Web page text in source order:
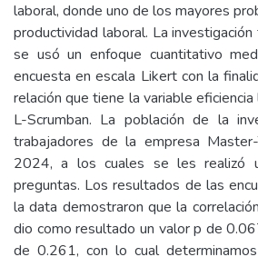
laboral, donde uno de los mayores
productividad laboral. La
se usó un enfoque cuantitativo
encuesta en escala Likert con la
relación que tiene la variable
L-Scrumban. La población de la
trabajadores de la empresa
2024, a los cuales se les realizó
preguntas. Los resultados de las
la data demostraron que la
dio como resultado un valor p de
de 0.261, con lo cual